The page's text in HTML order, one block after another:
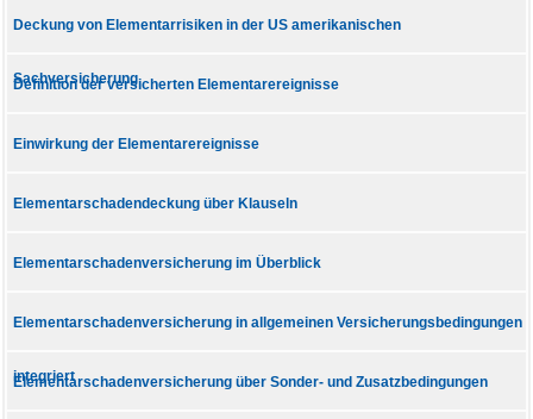
Deckung von Elementarrisiken in der US amerikanischen
Sachversicherung
Definition der versicherten Elementarereignisse
Einwirkung der Elementarereignisse
Elementarschadendeckung über Klauseln
Elementarschadenversicherung im Überblick
Elementarschadenversicherung in allgemeinen Versicherungsbedingungen
integriert
Elementarschadenversicherung über Sonder- und Zusatzbedingungen